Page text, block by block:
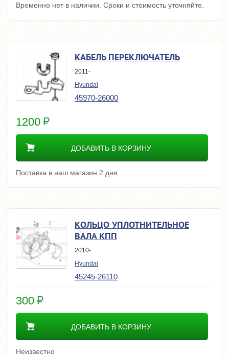
Временно нет в наличии. Сроки и стоимость уточняйте.
КАБЕЛЬ ПЕРЕКЛЮЧАТЕЛЬ
2011-
Hyundai
45970-26000
1200
ДОБАВИТЬ В КОРЗИНУ
Поставка в наш магазин 2 дня.
КОЛЬЦО УПЛОТНИТЕЛЬНОЕ
ВАЛА КПП
2010-
Hyundai
45245-26110
300
ДОБАВИТЬ В КОРЗИНУ
Неизвестно